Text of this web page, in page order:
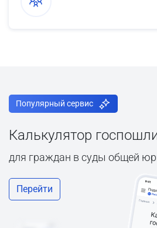
Популярный сервис
Калькулятор
для граждан в суды общей
Перейти